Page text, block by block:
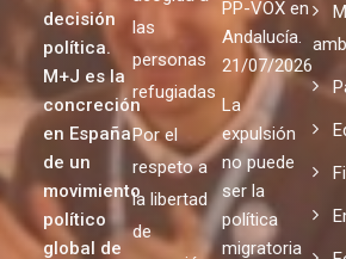
decisión
política.
M+J es la
concreción
en España
de un
movimiento
político
global de
las
personas
refugiadas
Por el
respeto a
la libertad
de
PP-VOX en
Andalucía.
21/07/2026
La
expulsión
no puede
ser la
política
migratoria